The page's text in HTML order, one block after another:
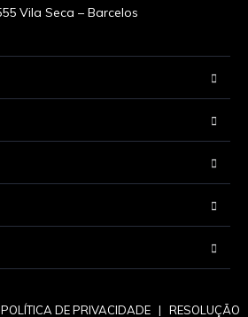
POLÍTICA DE PRIVACIDADE | RESOLUÇÃO